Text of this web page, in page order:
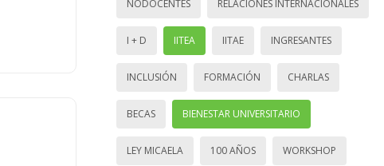
NODOCENTES RELACIONES INTERNACIONALES
I + D IITEA IITAE INGRESANTES
INCLUSIÓN FORMACIÓN CHARLAS
BECAS BIENESTAR UNIVERSITARIO
LEY MICAELA 100 AÑOS WORKSHOP